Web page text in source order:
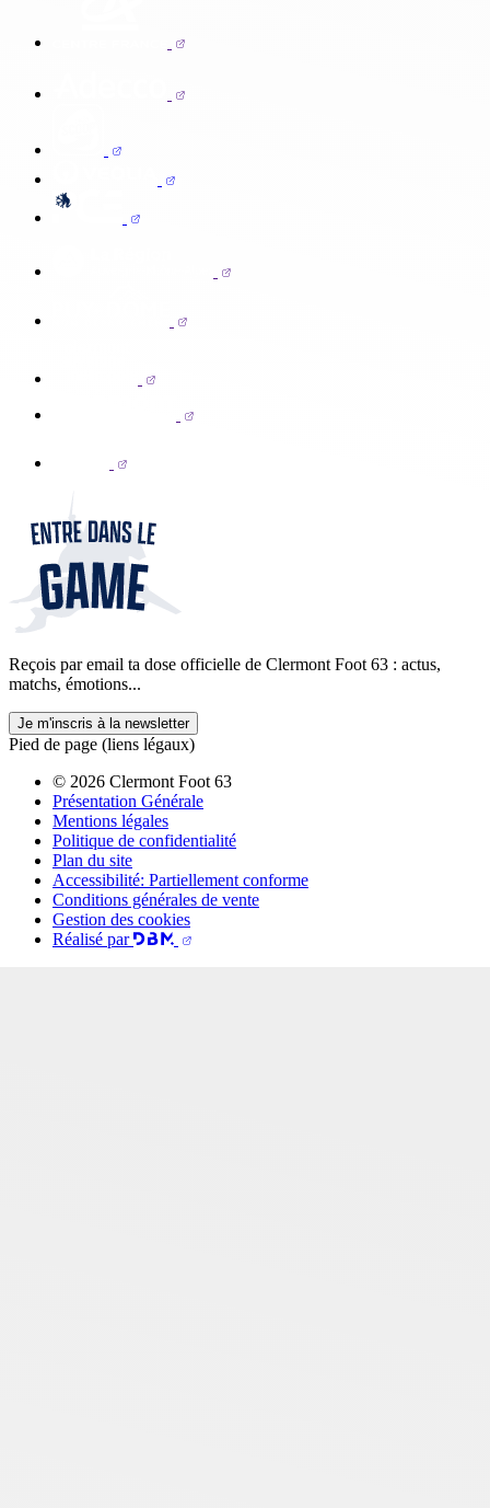
Reçois par email ta dose officielle de Clermont Foot 63 : actus,
matchs, émotions...
Je m'inscris à la newsletter
Pied de page (liens légaux)
© 2026 Clermont Foot 63
Présentation Générale
Mentions légales
Politique de confidentialité
Plan du site
Accessibilité: Partiellement conforme
Conditions générales de vente
Gestion des cookies
Réalisé par